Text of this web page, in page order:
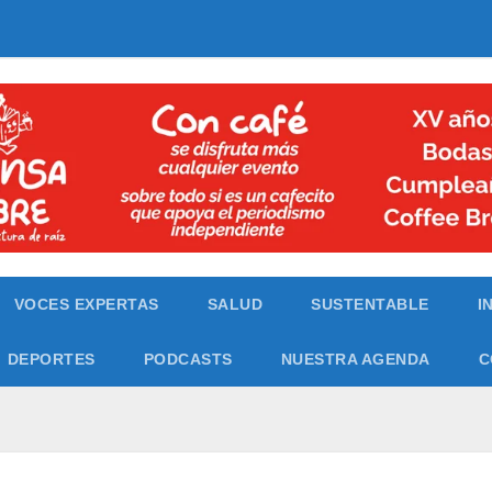
VOCES EXPERTAS SALUD SUSTENTABLE
DEPORTES PODCASTS NUESTRA AGENDA